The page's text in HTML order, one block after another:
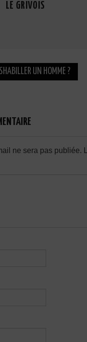
LE GRIVOIS
UN HOMME ?
ne sera pas publiée.